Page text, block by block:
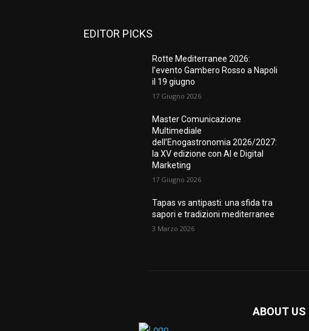
EDITOR PICKS
Rotte Mediterranee 2026:
l’evento Gambero Rosso a Napoli
il 19 giugno
17 Giugno 2026
Master Comunicazione
Multimediale
dell’Enogastronomia 2026/2027:
la XV edizione con AI e Digital
Marketing
17 Giugno 2026
Tapas vs antipasti: una sfida tra
sapori e tradizioni mediterranee
3 Marzo 2026
ABOUT US